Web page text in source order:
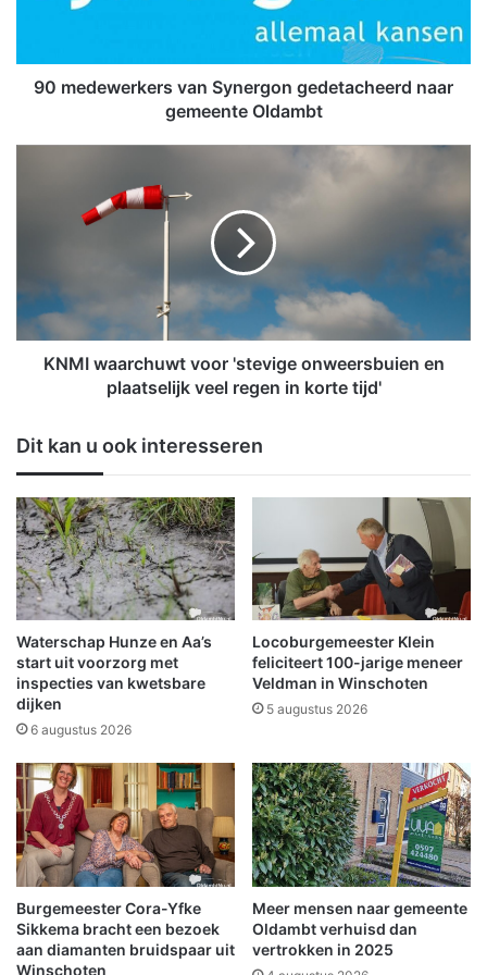
r
n
e
d
e
t
a
c
h
e
e
r
d
n
a
r
g
e
m
e
e
n
t
e
90 medewerkers van Synergon gedetacheerd naar
gemeente Oldambt
a
c
v
o
o
r
'
s
t
e
v
i
g
e
o
w
e
e
r
s
b
u
i
e
KNMI waarchuwt voor 'stevige onweersbuien en
plaatselijk veel regen in korte tijd'
Dit kan u ook interesseren
Waterschap Hunze en Aa’s
start uit voorzorg met
inspecties van kwetsbare
dijken
6 augustus 2026
Locoburgemeester Klein
feliciteert 100-jarige meneer
Veldman in Winschoten
5 augustus 2026
Burgemeester Cora-Yfke
Sikkema bracht een bezoek
aan diamanten bruidspaar uit
Winschoten
Meer mensen naar gemeente
Oldambt verhuisd dan
vertrokken in 2025